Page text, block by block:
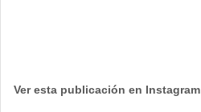
Ver esta publicación en Instagram